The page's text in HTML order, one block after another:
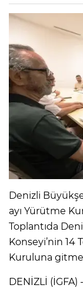
Denizli
ayı Yürütme
Toplantıda
Konseyi’nin 14
Kuruluna
DENİZLİ